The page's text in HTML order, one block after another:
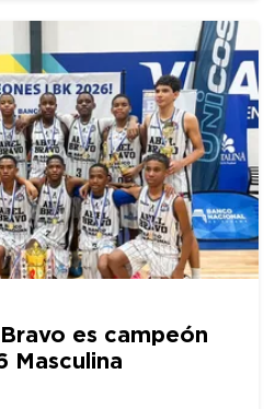
es campeón
Masculina